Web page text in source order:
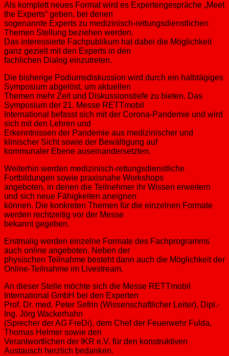
Als komplett neues Format wird es Expertengespräche „Meet
the Experts“ geben, bei denen
sogenannte Experts zu medizinisch-rettungsdienstlichen
Themen Stellung beziehen werden.
Das interessierte Fachpublikum hat dabei die Möglichkeit
ganz gezielt mit den Experts in den
fachlichen Dialog einzutreten.
Die bisherige Podiumsdiskussion wird durch ein halbtägiges
Symposium abgelöst, um aktuellen
Themen mehr Zeit und Diskussionstiefe zu bieten. Das
Symposium der 21. Messe RETTmobil
International befasst sich mit der Corona-Pandemie und wird
sich mit den Lehren und
Erkenntnissen der Pandemie aus medizinischer und
klinischer Sicht sowie der Bewältigung auf
kommunaler Ebene auseinandersetzten.
Weiterhin werden medizinisch-rettungsdienstliche
Fortbildungen sowie praxisnahe Workshops
angeboten, in denen die Teilnehmer ihr Wissen erweitern
und sich neue Fähigkeiten aneignen
können. Die konkreten Themen für die einzelnen Formate
werden rechtzeitig vor der Messe
bekannt gegeben.
Erstmalig werden einzelne Formate des Fachprogramms
auch online angeboten. Neben der
physischen Teilnahme besteht dann auch die Möglichkeit der
Online-Teilnahme im Livestream.
An dieser Stelle möchte sich die Messe RETTmobil
International GmbH bei den Experten
Prof. Dr. med. Peter Sefrin (Wissenschaftlicher Leiter), Dipl.-
Ing. Jörg Wackerhahn
(Sprecher der AG FreDi), dem Chef der Feuerwehr Fulda,
Thomas Helmer sowie den
Verantwortlichen der IKR e.V. für den konstruktiven
Austausch herzlich bedanken.